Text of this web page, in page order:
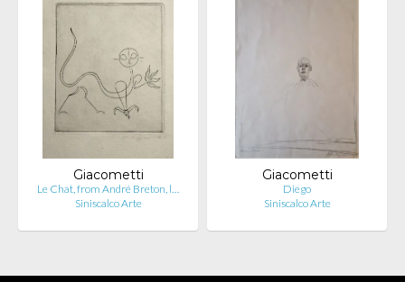
Giacometti
Le Chat, from André Breton, l…
Siniscalco Arte
Giacometti
Diego
Siniscalco Arte